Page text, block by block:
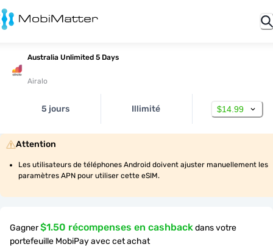
Australia Unlimited 5 Days
Airalo
5 jours Illimité $14.99
Attention
Les utilisateurs de téléphones Android doivent ajuster manuellement les
paramètres APN pour utiliser cette eSIM.
Gagner$1.50 récompenses en cashbackdans votre
portefeuille MobiPay avec cet achat